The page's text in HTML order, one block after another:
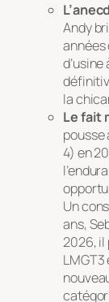
Andy
années
la
Le fait
pousse
4) en
Un
ans,
2026, il